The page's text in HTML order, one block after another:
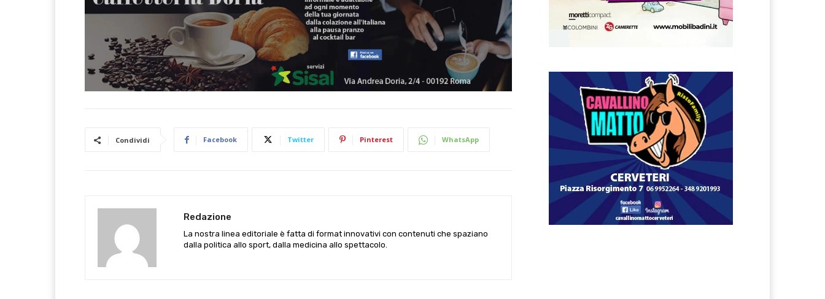
Condividi Facebook Twitter Pinterest WhatsApp
Redazione
La nostra linea editoriale è fatta di format innovativi con contenuti che spaziano
dalla politica allo sport, dalla medicina allo spettacolo.